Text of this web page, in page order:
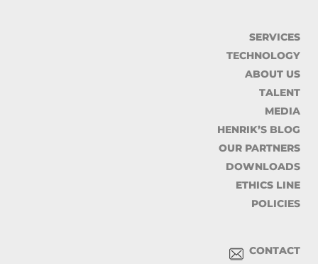
SERVICES
TECHNOLOGY
ABOUT US
TALENT
MEDIA
HENRIK’S BLOG
OUR PARTNERS
DOWNLOADS
ETHICS LINE
POLICIES
CONTACT